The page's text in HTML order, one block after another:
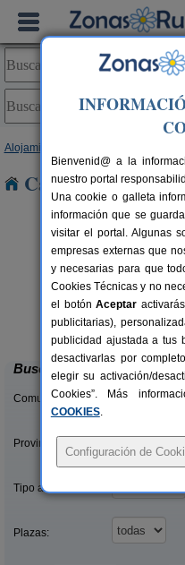
Alojamientos
Casas Rurales
La Morera
Villanueva de
Buscar
Comunidades:
Provincias/Islas:
Tipo alquiler:
Plazas:
Bienvenid@ a la
nuestro portal
Una cookie o galleta
información que se
visitar el portal. Algunas
empresas externas que
y necesarias para que
Cookies Técnicas y no
el botónAceptar
publicitarias),
publicidad ajustada a tus
desactivarlas por
elegir su activación/
Cookies”. Más
COOKIES.